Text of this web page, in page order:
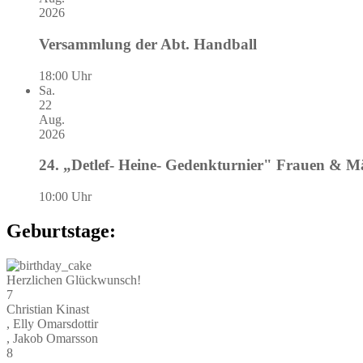
2026
Versammlung der Abt. Handball
18:00 Uhr
Sa.
22
Aug.
2026
24. „Detlef- Heine- Gedenkturnier" Frauen &
10:00 Uhr
Geburtstage:
Herzlichen Glückwunsch!
7
Christian Kinast
, Elly Omarsdottir
, Jakob Omarsson
8